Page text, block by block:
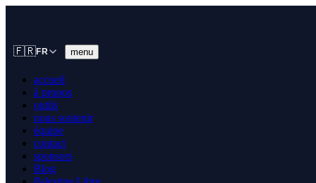
🇫🇷FR menu
accueil
à propos
outils
nous soutenir
équipe
contact
sponsors
Blog